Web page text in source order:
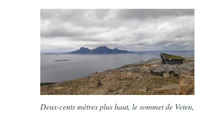
Deux-cents mètres plus haut, le sommet de Veten,